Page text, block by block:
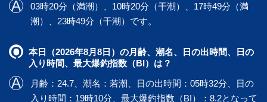
03時20分（満潮）、10時20分（干潮）、17時49分（満
潮）、23時49分（干潮）です。
本日（2026年8月8日）の月齢、潮名、日の出時間、日の
入り時間、最大爆釣指数（BI）は？
月齢：24.7、潮名：若潮、日の出時間：05時32分、日の
入り時間：19時10分、最大爆釣指数（BI）：8.2となって